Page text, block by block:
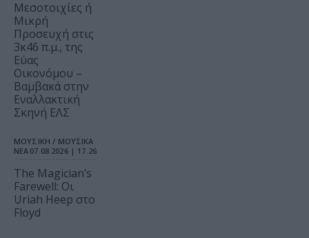
Μεσοτοιχίες ή
Μικρή
Προσευχή στις
3κ46 π.μ., της
Εύας
Οικονόμου –
Βαμβακά στην
Εναλλακτική
Σκηνή ΕΛΣ
ΜΟΥΣΙΚΗ / ΜΟΥΣΙΚΑ
ΝΕΑ 07.08.2026 | 17.26
The Magician’s
Farewell: Οι
Uriah Heep στο
Floyd